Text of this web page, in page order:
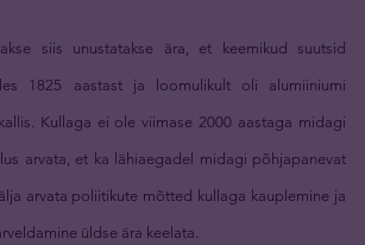
siis unustatakse ära, et keemikud suutsid
1825 aastast ja loomulikult oli alumiiniumi
Kullaga ei ole viimase 2000 aastaga midagi
arvata, et ka lähiaegadel midagi põhjapanevat
arvata poliitikute mõtted kullaga kauplemine ja
üldse ära keelata.